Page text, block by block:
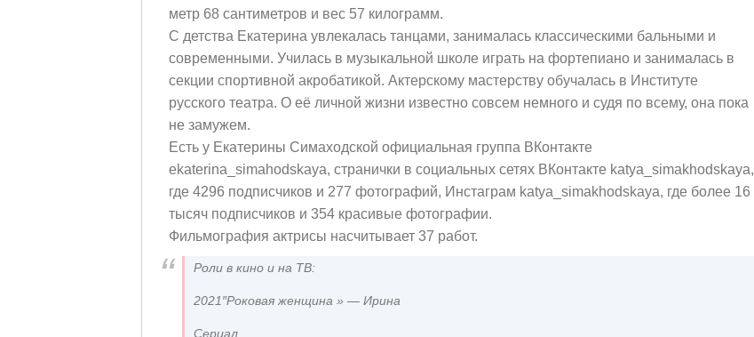
метр 68 сантиметров и вес 57 килограмм.
С детства Екатерина увлекалась танцами, занималась классическими бальными и
современными. Училась в музыкальной школе играть на фортепиано и занималась в
секции спортивной акробатикой. Актерскому мастерству обучалась в Институте
русского театра. О её личной жизни известно совсем немного и судя по всему, она пока
не замужем.
Есть у Екатерины Симаходской официальная группа ВКонтакте
ekaterina_simahodskaya, странички в социальных сетях ВКонтакте katya_simakhodskaya,
где 4296 подписчиков и 277 фотографий, Инстаграм katya_simakhodskaya, где более 16
тысяч подписчиков и 354 красивые фотографии.
Фильмография актрисы насчитывает 37 работ.
Роли в кино и на ТВ:
2021″Роковая женщина » — Ирина
Сериал